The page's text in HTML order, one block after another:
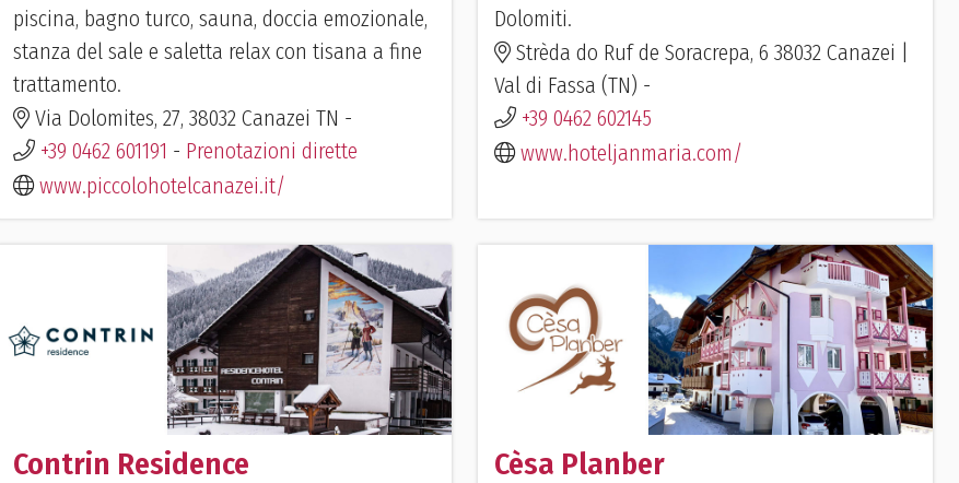
piscina, bagno turco, sauna, doccia emozionale,
stanza del sale e saletta relax con tisana a fine
trattamento.
Via Dolomites, 27, 38032 Canazei TN -
+39 0462 601191 - Prenotazioni dirette
www.piccolohotelcanazei.it/
Dolomiti.
Strèda do Ruf de Soracrepa, 6 38032 Canazei |
Val di Fassa (TN) -
+39 0462 602145
www.hoteljanmaria.com/
Contrin Residence Cèsa Planber